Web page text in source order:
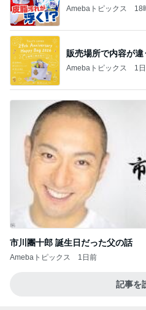
Amebaトピックス 18
販売場所で内容が
Amebaトピックス 1
市川團十郎 誕生日だった父の話
Amebaトピックス 1日前
記事を